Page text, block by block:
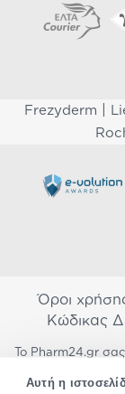
Αυτή η
Frezyderm
Όροι
Κώδικας
Το Pharm24.gr
προορίζονται